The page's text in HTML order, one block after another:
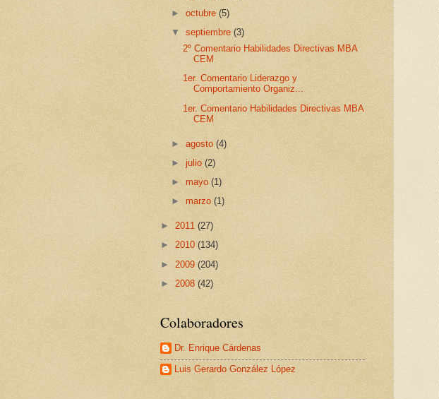
►octubre(5)
▼septiembre(3)
2º Comentario Habilidades Directivas MBA
CEM
1er. Comentario Liderazgo y
Comportamiento Organiz...
1er. Comentario Habilidades Directivas MBA
CEM
►agosto(4)
►julio(2)
►mayo(1)
►marzo(1)
► 2011 (27)
► 2010 (134)
► 2009 (204)
► 2008 (42)
Colaboradores
Dr. Enrique Cárdenas
Luis Gerardo González López